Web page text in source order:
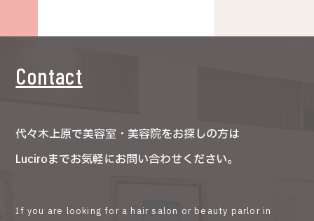
Contact
代々木上原で美容室・美容院をお探しの方は
Luciroまでお気軽にお問い合わせください。
If you are looking for a hair salon or beauty parlor in